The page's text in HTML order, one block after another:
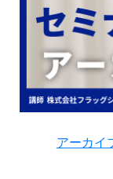
アーカイ